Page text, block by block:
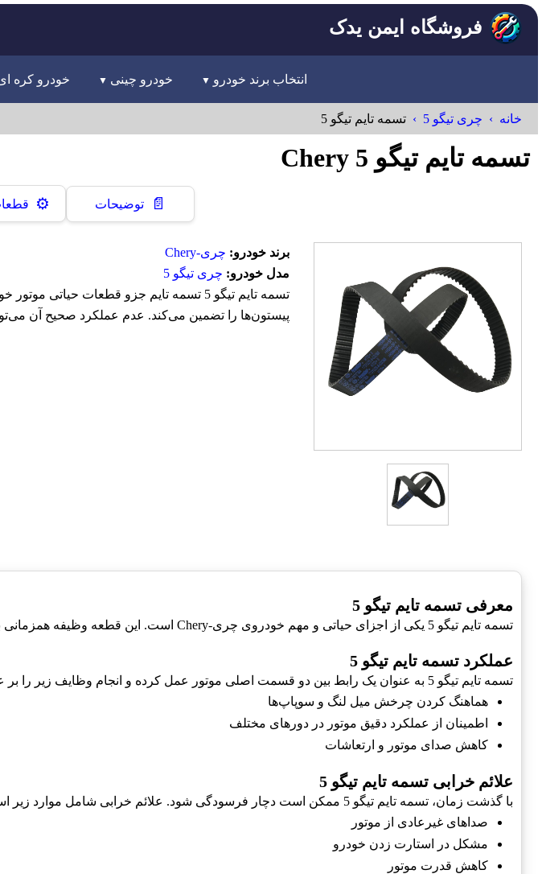
فروشگاه ایمن یدک
انتخاب برند خودرو خودرو چینی خودرو کره
خانه چری تیگو 5 تسمه تایم تیگو 5
تسمه تایم تیگو 5 Chery
📄 توضیحات ⚙️
برند خودرو: چری-Chery
مدل خودرو: چری تیگو 5
تسمه تایم تیگو 5 تسمه تایم جزو قطعات
پیستون‌ها را تضمین می‌کند. عدم عملکرد صحیح آن
معرفی تسمه تایم تیگو 5
تسمه تایم تیگو 5 یکی از اجزای حیاتی و مهم خودروی چری-Chery است. این قطعه وظیفه همزمانی بین میل لنگ و میل سوپاپ را بر عهده دارد که برای عملکرد صحیح موتور ضروری است.
عملکرد تسمه تایم تیگو 5
تسمه تایم تیگو 5 به عنوان یک رابط بین دو قسمت اصلی موتور عمل کرده و انجام وظایف زیر را بر عهده دارد:
هماهنگ کردن چرخش میل لنگ و سوپاپ‌ها
اطمینان از عملکرد دقیق موتور در دورهای مختلف
کاهش صدای موتور و ارتعاشات
علائم خرابی تسمه تایم تیگو 5
با گذشت زمان، تسمه تایم تیگو 5 ممکن است دچار فرسودگی شود. علائم خرابی شامل موارد زیر است:
صداهای غیرعادی از موتور
مشکل در استارت زدن خودرو
کاهش قدرت موتور